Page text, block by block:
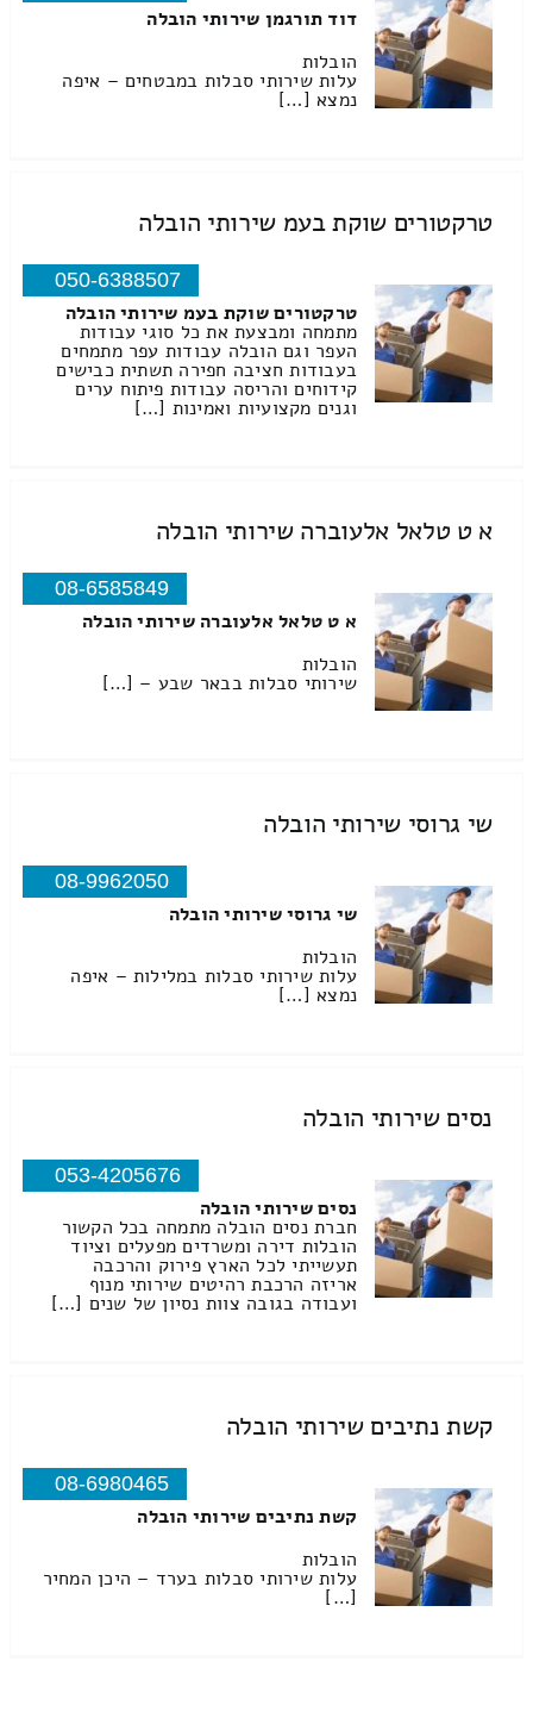
דוד תורגמן שירותי הובלה
הובלות
עלות שירותי סבלות במבטחים – איפה
נמצא […]
טרקטורים שוקת בעמ שירותי הובלה
050-6388507
טרקטורים שוקת בעמ שירותי הובלה
מתמחה ומבצעת את כל סוגי עבודות
העפר וגם הובלה עבודות עפר מתמחים
בעבודות חציבה חפירה תשתית כבישים
קידוחים והריסה עבודות פיתוח ערים
וגנים מקצועיות ואמינות […]
א ט טלאל אלעוברה שירותי הובלה
08-6585849
א ט טלאל אלעוברה שירותי הובלה
הובלות
שירותי סבלות בבאר שבע – […]
שי גרוסי שירותי הובלה
08-9962050
שי גרוסי שירותי הובלה
הובלות
עלות שירותי סבלות במלילות – איפה
נמצא […]
נסים שירותי הובלה
053-4205676
נסים שירותי הובלה
חברת נסים הובלה מתמחה בכל הקשור
הובלות דירה ומשרדים מפעלים וציוד
תעשייתי לכל הארץ פירוק והרכבה
אריזה הרכבת רהיטים שירותי מנוף
ועבודה בגובה צוות נסיון של שנים […]
קשת נתיבים שירותי הובלה
08-6980465
קשת נתיבים שירותי הובלה
הובלות
עלות שירותי סבלות בערד – היכן המחיר
[…]